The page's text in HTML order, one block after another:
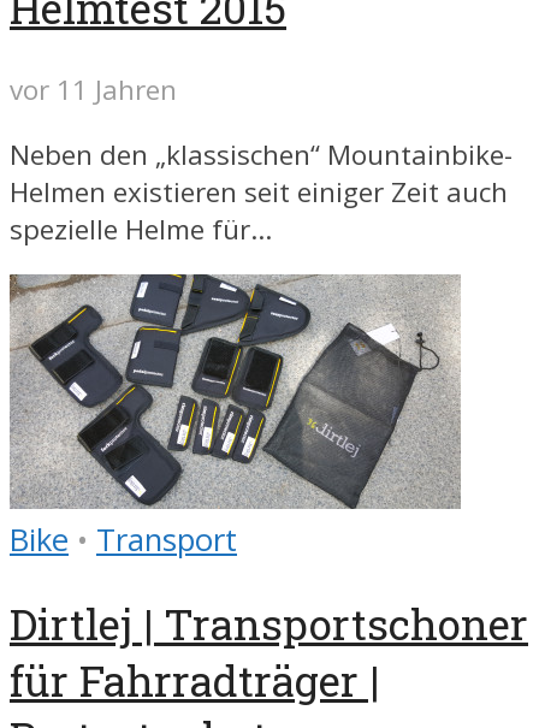
vor 11 Jahren
Neben den „klassischen“ Mountainbike-
Helmen existieren seit einiger Zeit auch
spezielle Helme für...
Bike • Transport
Dirtlej | Transportschoner
für Fahrradträger |